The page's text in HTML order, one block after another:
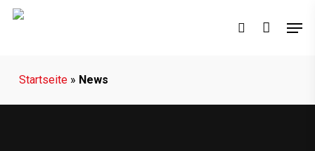
Skip
content
search
Startseite» News